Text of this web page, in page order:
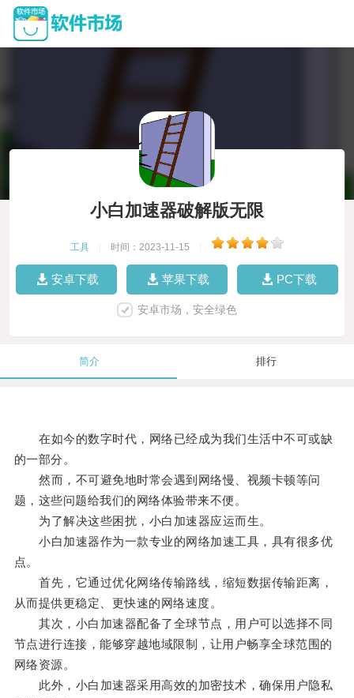
小白加速器破解版无限
工具 时间：2023-11-15
安卓下载 苹果下载 PC下载
安卓市场，安全绿色
简介 排行
在如今的数字时代，网络已经成为我们生活中不可或缺
的一部分。
然而，不可避免地时常会遇到网络慢、视频卡顿等问
题，这些问题给我们的网络体验带来不便。
为了解决这些困扰，小白加速器应运而生。
小白加速器作为一款专业的网络加速工具，具有很多优
点。
首先，它通过优化网络传输路线，缩短数据传输距离，
从而提供更稳定、更快速的网络速度。
其次，小白加速器配备了全球节点，用户可以选择不同
节点进行连接，能够穿越地域限制，让用户畅享全球范围的
网络资源。
此外，小白加速器采用高效的加密技术，确保用户隐私